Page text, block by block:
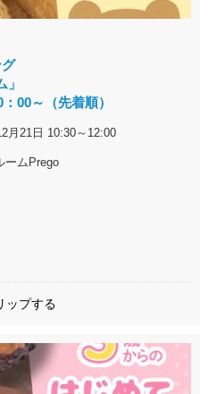
00～（先着順）
月21日 10:30～12:00
ームPrego
ップする